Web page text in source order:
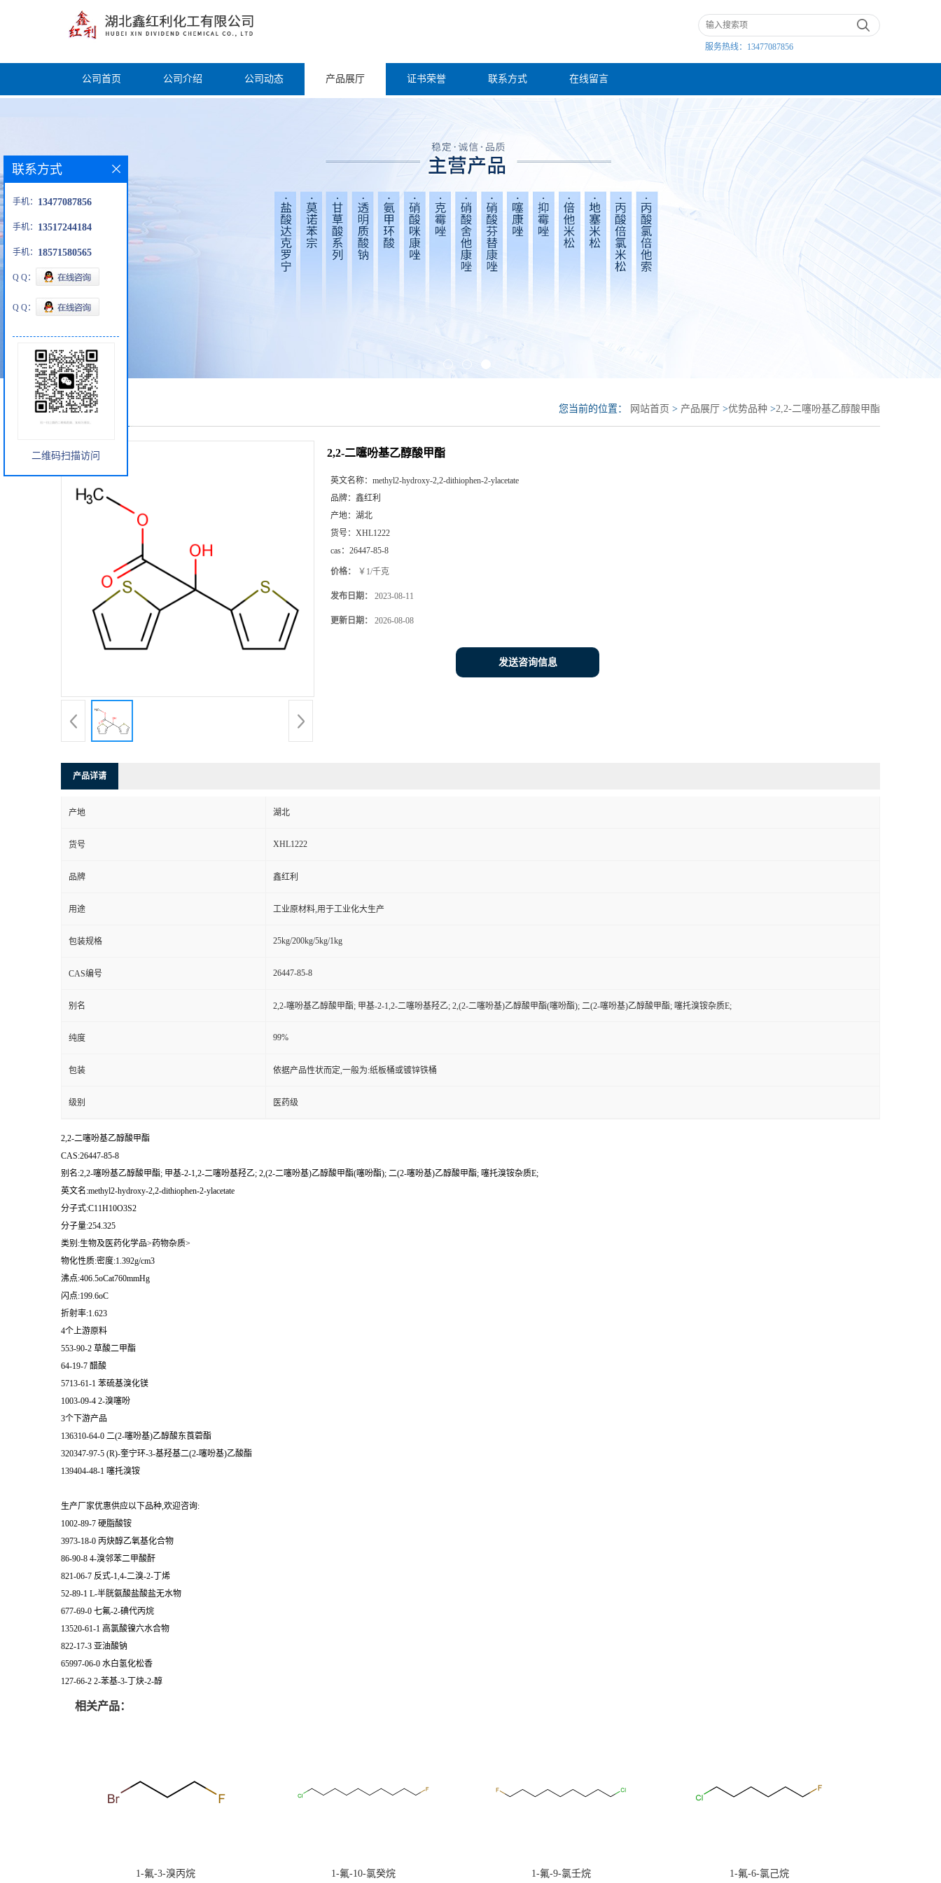
服务热线： 13477087856
公司首页 公司介绍 公司动态 产品展厅 证书荣誉 联系方式 在线留言
产品展厅 您当前的位置： 网站首页 > 产品展厅 >优势品种 >2,2-二噻吩基乙醇酸甲酯
2,2-二噻吩基乙醇酸甲酯
英文名称： methyl2-hydroxy-2,2-dithiophen-2-ylacetate
品牌： 鑫红利
产地： 湖北
货号： XHL1222
cas： 26447-85-8
价格： ￥1/千克
发布日期： 2023-08-11
更新日期： 2026-08-08
发送咨询信息
产品详请
产地 湖北
货号 XHL1222
品牌 鑫红利
用途 工业原材料,用于工业化大生产
包装规格 25kg/200kg/5kg/1kg
CAS编号 26447-85-8
别名 2,2-噻吩基乙醇酸甲酯; 甲基-2-1,2-二噻吩基羟乙; 2,(2-二噻吩基)乙醇酸甲酯(噻吩酯); 二(2-噻吩基)乙醇酸甲酯; 噻托溴铵杂质E;
纯度 99%
包装 依据产品性状而定,一般为:纸板桶或镀锌铁桶
级别 医药级
2,2-二噻吩基乙醇酸甲酯
CAS:26447-85-8
别名:2,2-噻吩基乙醇酸甲酯; 甲基-2-1,2-二噻吩基羟乙; 2,(2-二噻吩基)乙醇酸甲酯(噻吩酯); 二(2-噻吩基)乙醇酸甲酯; 噻托溴铵杂质E;
英文名:methyl2-hydroxy-2,2-dithiophen-2-ylacetate
分子式:C11H10O3S2
分子量:254.325
类别:生物及医药化学品>药物杂质>
物化性质:密度:1.392g/cm3
沸点:406.5oCat760mmHg
闪点:199.6oC
折射率:1.623
4个上游原料
553-90-2 草酸二甲酯
64-19-7 醋酸
5713-61-1 苯硫基溴化镁
1003-09-4 2-溴噻吩
3个下游产品
136310-64-0 二(2-噻吩基)乙醇酸东莨菪酯
320347-97-5 (R)-奎宁环-3-基羟基二(2-噻吩基)乙酸酯
139404-48-1 噻托溴铵
生产厂家优惠供应以下品种,欢迎咨询:
1002-89-7 硬脂酸铵
3973-18-0 丙炔醇乙氧基化合物
86-90-8 4-溴邻苯二甲酸酐
821-06-7 反式-1,4-二溴-2-丁烯
52-89-1 L-半胱氨酸盐酸盐无水物
677-69-0 七氟-2-碘代丙烷
13520-61-1 高氯酸镍六水合物
822-17-3 亚油酸钠
65997-06-0 水白氢化松香
127-66-2 2-苯基-3-丁炔-2-醇
相关产品：
1-氟-3-溴丙烷 1-氟-10-氯癸烷 1-氟-9-氯壬烷 1-氟-6-氯己烷
联系方式
手机： 13477087856
手机： 13517244184
手机： 18571580565
Q Q：
Q Q：
二维码扫描访问